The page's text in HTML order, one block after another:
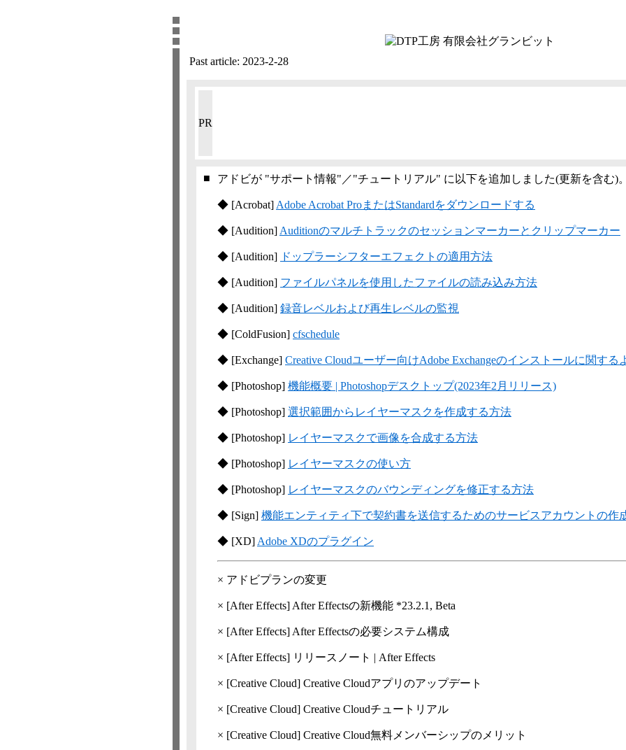
Past article: 2023-2-28
PR
■ アドビが "サポート情報"／"チュートリアル" に以下を追加しました(更新を含む)。
◆ [Acrobat] Adobe Acrobat ProまたはStandardをダウンロードする
◆ [Audition] Auditionのマルチトラックのセッションマーカーとクリップマーカー
◆ [Audition] ドップラーシフターエフェクトの適用方法
◆ [Audition] ファイルパネルを使用したファイルの読み込み方法
◆ [Audition] 録音レベルおよび再生レベルの監視
◆ [ColdFusion] cfschedule
◆ [Exchange] Creative Cloudユーザー向けAdobe Exchangeのインストールに関する
◆ [Photoshop] 機能概要 | Photoshopデスクトップ(2023年2月リリース)
◆ [Photoshop] 選択範囲からレイヤーマスクを作成する方法
◆ [Photoshop] レイヤーマスクで画像を合成する方法
◆ [Photoshop] レイヤーマスクの使い方
◆ [Photoshop] レイヤーマスクのバウンディングを修正する方法
◆ [Sign] 機能エンティティ下で契約書を送信するためのサービスアカウントの作
◆ [XD] Adobe XDのプラグイン
× アドビプランの変更
× [After Effects] After Effectsの新機能 *23.2.1, Beta
× [After Effects] After Effectsの必要システム構成
× [After Effects] リリースノート | After Effects
× [Creative Cloud] Creative Cloudアプリのアップデート
× [Creative Cloud] Creative Cloudチュートリアル
× [Creative Cloud] Creative Cloud無料メンバーシップのメリット